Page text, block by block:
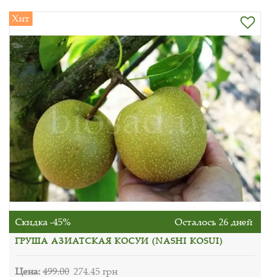
Хит
Скидка -45% Осталось 26 дней
ГРУША АЗИАТСКАЯ КОСУИ (NASHI KOSUI)
Цена:499.00 274.45 грн